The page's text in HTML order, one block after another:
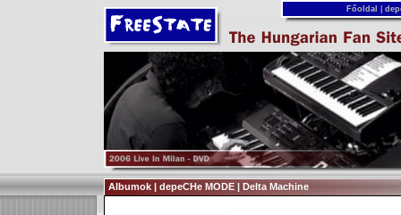
Főoldal
Albumok | depeCHe MODE | Delta Machine